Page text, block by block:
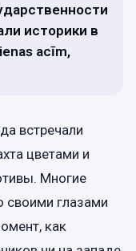
историки в
acīm,
встречали
цветами и
Многие
своими глазами
как